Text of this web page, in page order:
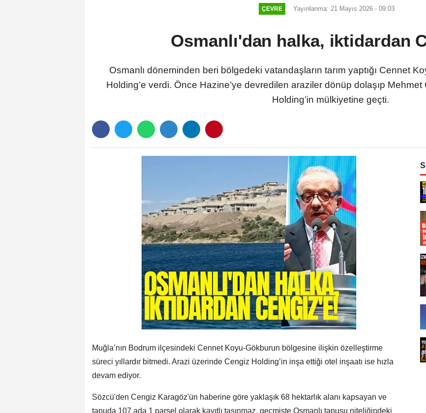
ÇEVRE Yayınlanma: 21 Mayıs 2026 - 09:03
Osmanlı'dan halka, iktidardan
Osmanlı döneminden beri bölgedeki vatandaşların tarım yaptığı Cennet
Holding’e verdi. Önce Hazine’ye devredilen araziler dönüp dolaşıp
Holding’in mülkiyetine geçti.
Muğla’nın Bodrum ilçesindeki Cennet Koyu-Gökburun bölgesine ilişkin özelleştirme
süreci yıllardır bitmedi. Arazi üzerinde Cengiz Holding’in inşa ettiği otel inşaatı ise hızla
devam ediyor.
Sözcü'den Cengiz Karagöz'ün haberine göre yaklaşık 68 hektarlık alanı kapsayan ve
tapuda 107 ada 1 parsel olarak kayıtlı taşınmaz, geçmişte Osmanlı tapusu niteliğindeki